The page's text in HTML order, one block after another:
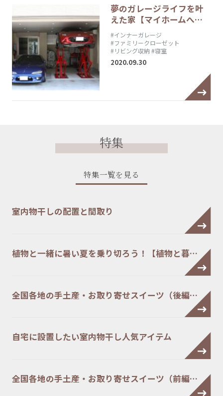
夢のガレージライフを叶
えた家【マイホームへ…
#インナーガレージ
#ファミリークローゼット
#リビング収納 #寝室
2020.09.30
特集
特集一覧を見る
室内物干しの配置と間取り
植物と一緒に暑い夏を乗り切ろう！【植物と暮…
全国各地の手土産・お取り寄せスイーツ（後編…
自宅に設置したい室内物干し人気アイテム
全国各地の手土産・お取り寄せスイーツ（前編…